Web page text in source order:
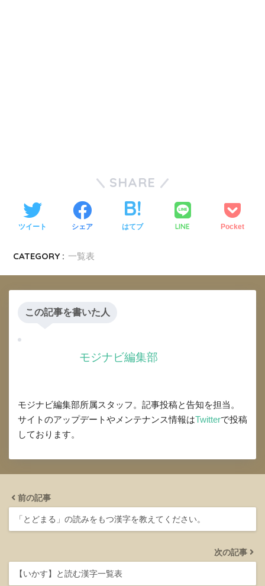
SHARE
ツイート シェア はてブ LINE Pocket
CATEGORY : 一覧表
この記事を書いた人
モジナビ編集部
モジナビ編集部所属スタッフ。記事投稿と告知を担当。
サイトのアップデートやメンテナンス情報はTwitterで投稿
しております。
前の記事
「とどまる」の読みをもつ漢字を教えてください。
次の記事
【いかす】と読む漢字一覧表